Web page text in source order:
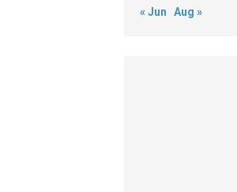
« Jun Aug »